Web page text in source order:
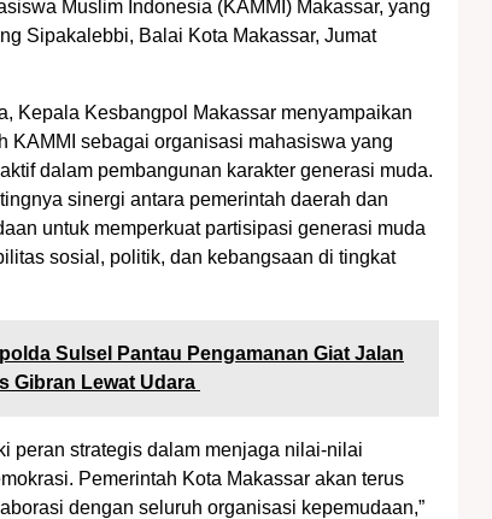
Muslim Indonesia (KAMMI) Makassar, yang
Sipakalebbi, Balai Kota Makassar, Jumat
Kepala Kesbangpol Makassar menyampaikan
KAMMI sebagai organisasi mahasiswa yang
dalam pembangunan karakter generasi muda.
sinergi antara pemerintah daerah dan
untuk memperkuat partisipasi generasi muda
sosial, politik, dan kebangsaan di tingkat
Sulsel Pantau Pengamanan Giat Jalan
Gibran Lewat Udara
peran strategis dalam menjaga nilai-nilai
Pemerintah Kota Makassar akan terus
dengan seluruh organisasi kepemudaan,”